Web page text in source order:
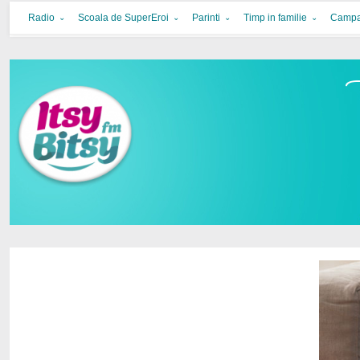
Itsy Bitsy
bucurie in familie
Radio Scoala de SuperEroi Parinti Timp in familie